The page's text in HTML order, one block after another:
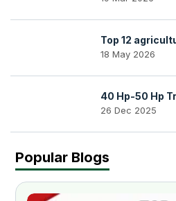
Top 12
18 May 2026
40 Hp-50 Hp
26 Dec 2025
Popular Blogs